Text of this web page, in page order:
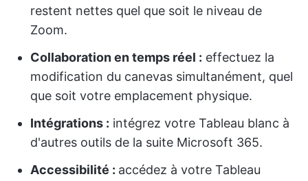
restent nettes quel que soit le niveau de
Zoom.
Collaboration en temps réel : effectuez la
modification du canevas simultanément, quel
que soit votre emplacement physique.
Intégrations : intégrez votre Tableau blanc à
d'autres outils de la suite Microsoft 365.
Accessibilité : accédez à votre Tableau